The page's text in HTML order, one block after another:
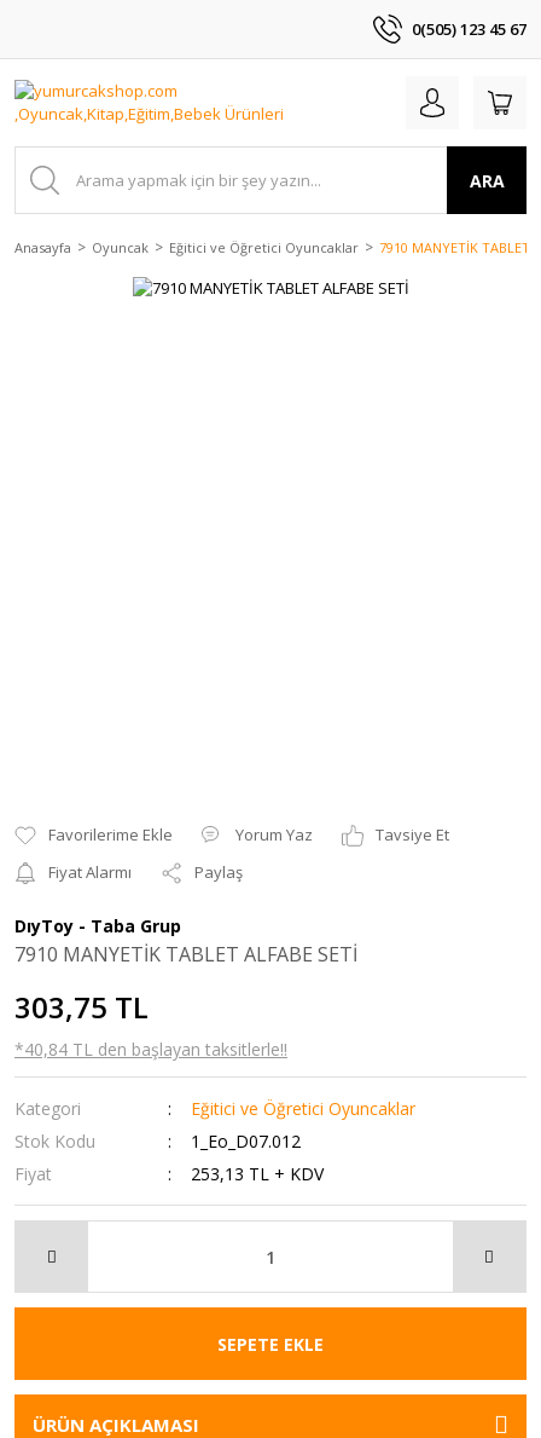
0(505) 123 45 67
ARA
Anasayfa Oyuncak Eğitici ve Öğretici Oyuncaklar 7910 MANYETİK TABLET
Yorum Yaz
Tavsiye Et
Fiyat Alarmı
Paylaş
DıyToy - Taba Grup
7910 MANYETİK TABLET ALFABE SETİ
303,75 TL
*40,84 TL den başlayan taksitlerle!!
Kategori
Eğitici ve Öğretici Oyuncaklar
Stok Kodu
1_Eo_D07.012
Fiyat
253,13 TL + KDV
SEPETE EKLE
ÜRÜN AÇIKLAMASI